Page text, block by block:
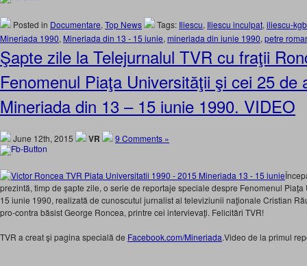
Posted in Documentare, Top News Tags: Iliescu, Iliescu inculpat, iliescu-kgb
Mineriada 1990, Mineriada din 13 - 15 iunie, mineriada din iunie 1990, petre
Şapte zile la Telejurnalul TVR cu fraţii
Fenomenul Piaţa Universităţii şi cei 25 de
Mineriada din 13 – 15 iunie 1990. VIDEO
June 12th, 2015 VR 9 Comments »
prezintă, timp de şapte zile, o serie de reportaje speciale despre Fenomenul
15 iunie 1990, realizată de cunoscutul jurnalist al televiziunii naţionale Cristian
pro-contra băsist George Roncea, printre cei intervievaţi. Felicitări TVR!
TVR a creat şi pagina specială de Facebook.com/Mineriada.Video de la primul